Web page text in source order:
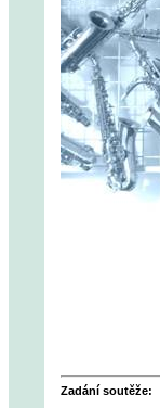
Zadání soutěže: